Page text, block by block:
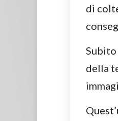
di
Subito
della